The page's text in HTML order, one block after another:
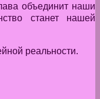
объединит наши
станет нашей
реальности.